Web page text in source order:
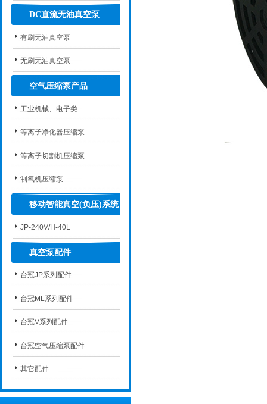
DC直流无油真空泵
有刷无油真空泵
无刷无油真空泵
空气压缩泵产品
工业机械、电子类
等离子净化器压缩泵
等离子切割机压缩泵
制氧机压缩泵
移动智能真空(负压)系统
JP-240V/H-40L
真空泵配件
台冠JP系列配件
台冠ML系列配件
台冠V系列配件
台冠空气压缩泵配件
其它配件